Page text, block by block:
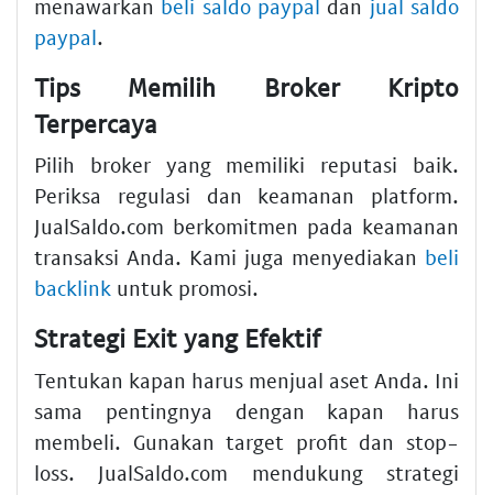
menawarkan beli saldo paypal dan jual saldo
paypal.
Tips Memilih Broker Kripto
Terpercaya
Pilih broker yang memiliki reputasi baik.
Periksa regulasi dan keamanan platform.
JualSaldo.com berkomitmen pada keamanan
transaksi Anda. Kami juga menyediakan beli
backlink untuk promosi.
Strategi Exit yang Efektif
Tentukan kapan harus menjual aset Anda. Ini
sama pentingnya dengan kapan harus
membeli. Gunakan target profit dan stop-
loss. JualSaldo.com mendukung strategi